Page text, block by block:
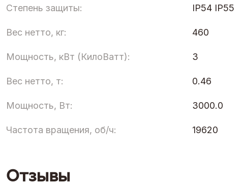
Степень защиты: IP54 IP55
Вес нетто, кг: 460
Мощность, кВт (КилоВатт): 3
Вес нетто, т: 0.46
Мощность, Вт: 3000.0
Частота вращения, об/ч: 19620
Отзывы